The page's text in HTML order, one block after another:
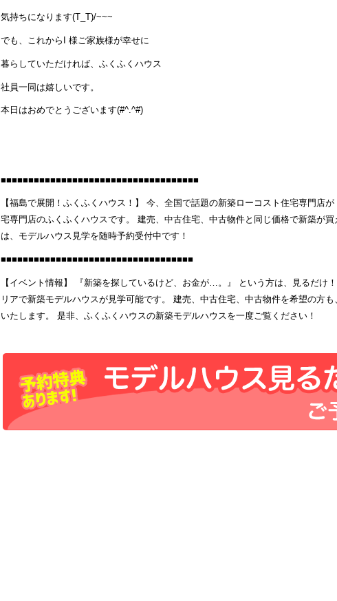
気持ちになります(T_T)/~~~
でも、これからI 様ご家族様が幸せに
暮らしていただければ、ふくふくハウス
社員一同は嬉しいです。
本日はおめでとうございます(#^.^#)
■■■■■■■■■■■■■■■■■■■■■■■■■■■■■■■■■■■■
【福島で展開！ふくふくハウス！】 今、全国で話題の新築ローコスト住宅専門店
宅専門店のふくふくハウスです。 建売、中古住宅、中古物件と同じ価格で新築が
は、モデルハウス見学を随時予約受付中です！
■■■■■■■■■■■■■■■■■■■■■■■■■■■■■■■■■■■
【イベント情報】 『新築を探しているけど、お金が…。』 という方は、見るだけ
リアで新築モデルハウスが見学可能です。 建売、中古住宅、中古物件を希望の方
いたします。 是非、ふくふくハウスの新築モデルハウスを一度ご覧ください！